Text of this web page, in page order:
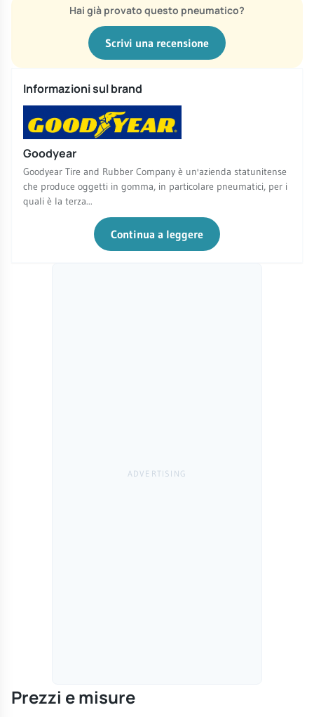
Hai già provato questo pneumatico?
Scrivi una recensione
Informazioni sul brand
Goodyear
Goodyear Tire and Rubber Company è un'azienda statunitense
che produce oggetti in gomma, in particolare pneumatici, per i
quali è la terza...
Continua a leggere
Prezzi e misure